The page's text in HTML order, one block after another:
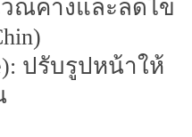
วณคางและลดไข
ปรับรูปหน้าให้